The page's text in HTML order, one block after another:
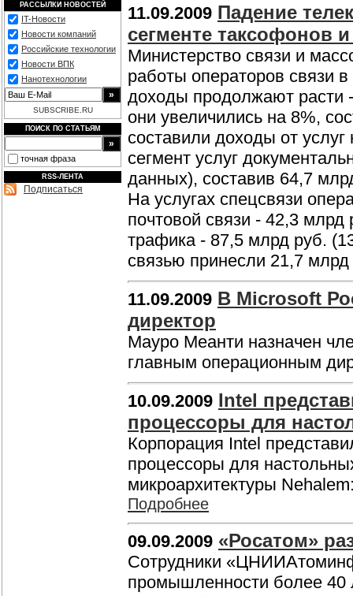
РАССЫЛКИ НОВОСТЕЙ
IT-Новости
Новости компаний
Российские технологии
Новости ВПК
Нанотехнологии
SUBSCRIBE.RU
ПОИСК ПО СТАТЬЯМ
точная фраза
RSS-ЛЕНТА
Подписаться
11.09.2009 Падение
сегменте таксофонов
Министерство связи и
работы операторов связи
доходы продолжают расти
они увеличились на 8%,
составили доходы от
сегмент услуг
данных), составив 64,7
На услугах спецсвязи
почтовой связи - 42,3 млрд
трафика - 87,5 млрд руб.
связью принесли 21,7
11.09.2009 В Microsoft
директор
Мауро Меанти назначен
главным операционным
10.09.2009 Intel
процессоры для
Корпорация Intel
процессоры для
микроархитектуры
Подробнее
09.09.2009 «Росатом»
Сотрудники
промышленности более 40